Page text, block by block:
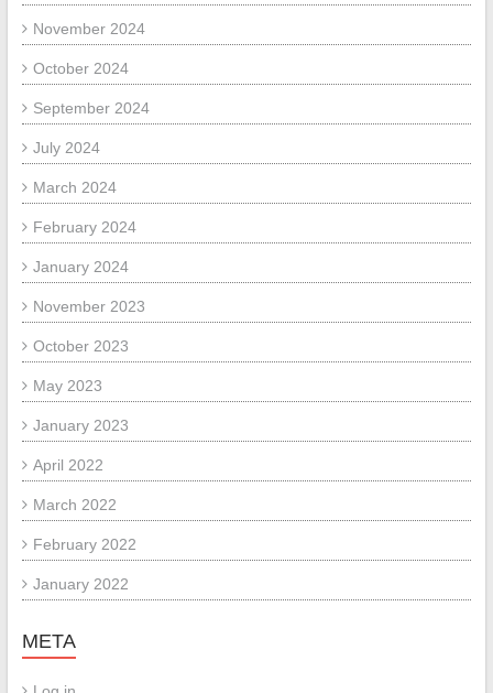
November 2024
October 2024
September 2024
July 2024
March 2024
February 2024
January 2024
November 2023
October 2023
May 2023
January 2023
April 2022
March 2022
February 2022
January 2022
META